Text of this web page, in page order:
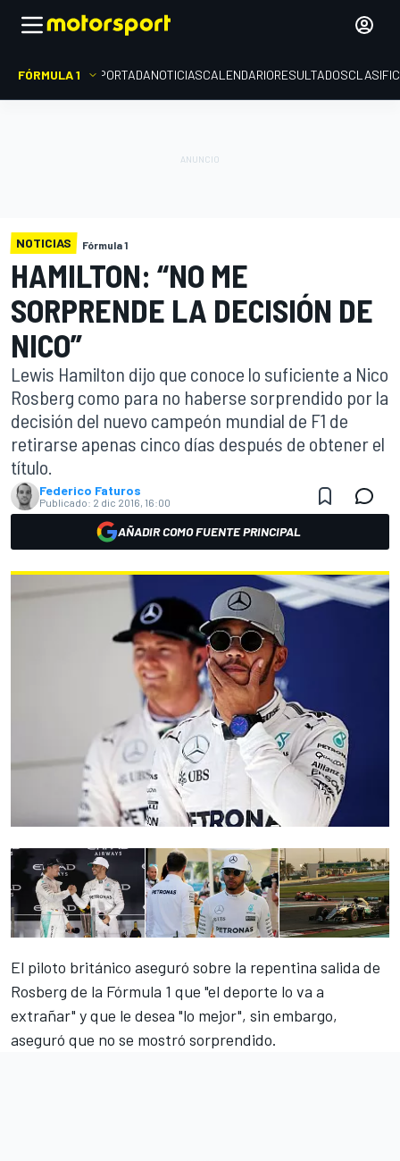
FÓRMULA 1 PORTADANOTICIASCALENDARIORESULTADOS
NOTICIAS Fórmula 1
HAMILTON: “NO ME
SORPRENDE LA DECISIÓN DE
NICO”
Lewis Hamilton dijo que conoce lo suficiente a Nico
Rosberg como para no haberse sorprendido por la
decisión del nuevo campeón mundial de F1 de
retirarse apenas cinco días después de obtener el
título.
Federico Faturos
Publicado: 2 dic 2016, 16:00
AÑADIR COMO FUENTE PRINCIPAL
El piloto británico aseguró sobre la repentina salida de
Rosberg de la Fórmula 1 que "el deporte lo va a
extrañar" y que le desea "lo mejor", sin embargo,
aseguró que no se mostró sorprendido.